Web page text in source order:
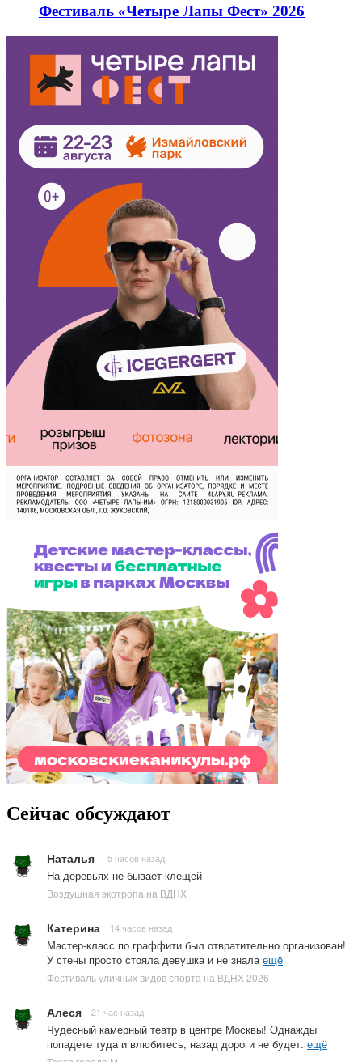
Фестиваль «Четыре Лапы Фест» 2026
Сейчас обсуждают
Наталья 5 часов назад
На деревьях не бывает клещей
Воздушная экотропа на ВДНХ
Катерина 14 часов назад
Мастер-класс по граффити был отвратительно организован!
У стены просто стояла девушка и не знала ещё
Фестиваль уличных видов спорта на ВДНХ 2026
Алеся 21 час назад
Чудесный камерный театр в центре Москвы! Однажды
попадете туда и влюбитесь, назад дороги не будет. ещё